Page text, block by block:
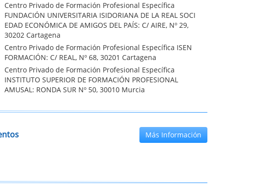
Centro Privado de Formación Profesional Específica
FUNDACIÓN UNIVERSITARIA ISIDORIANA DE LA REAL SOCI
EDAD ECONÓMICA DE AMIGOS DEL PAÍS: C/ AIRE, Nº 29,
30202 Cartagena
Centro Privado de Formación Profesional Específica ISEN
FORMACIÓN: C/ REAL, Nº 68, 30201 Cartagena
Centro Privado de Formación Profesional Específica
INSTITUTO SUPERIOR DE FORMACIÓN PROFESIONAL
AMUSAL: RONDA SUR Nº 50, 30010 Murcia
Más Información